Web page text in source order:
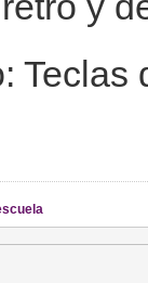
Teclas